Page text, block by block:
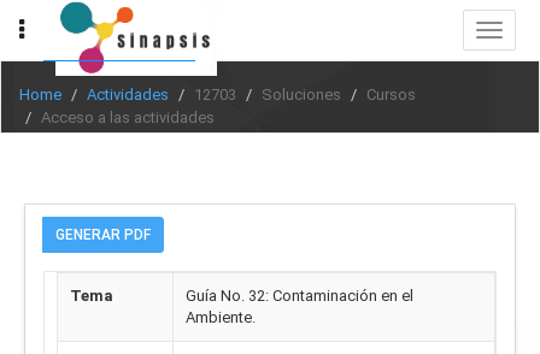
Toggle
Home Actividades 12703 Soluciones
Cursos
Acceso a las actividades
GENERAR PDF
Tema
Guía No. 32: Contaminación en el
Ambiente.